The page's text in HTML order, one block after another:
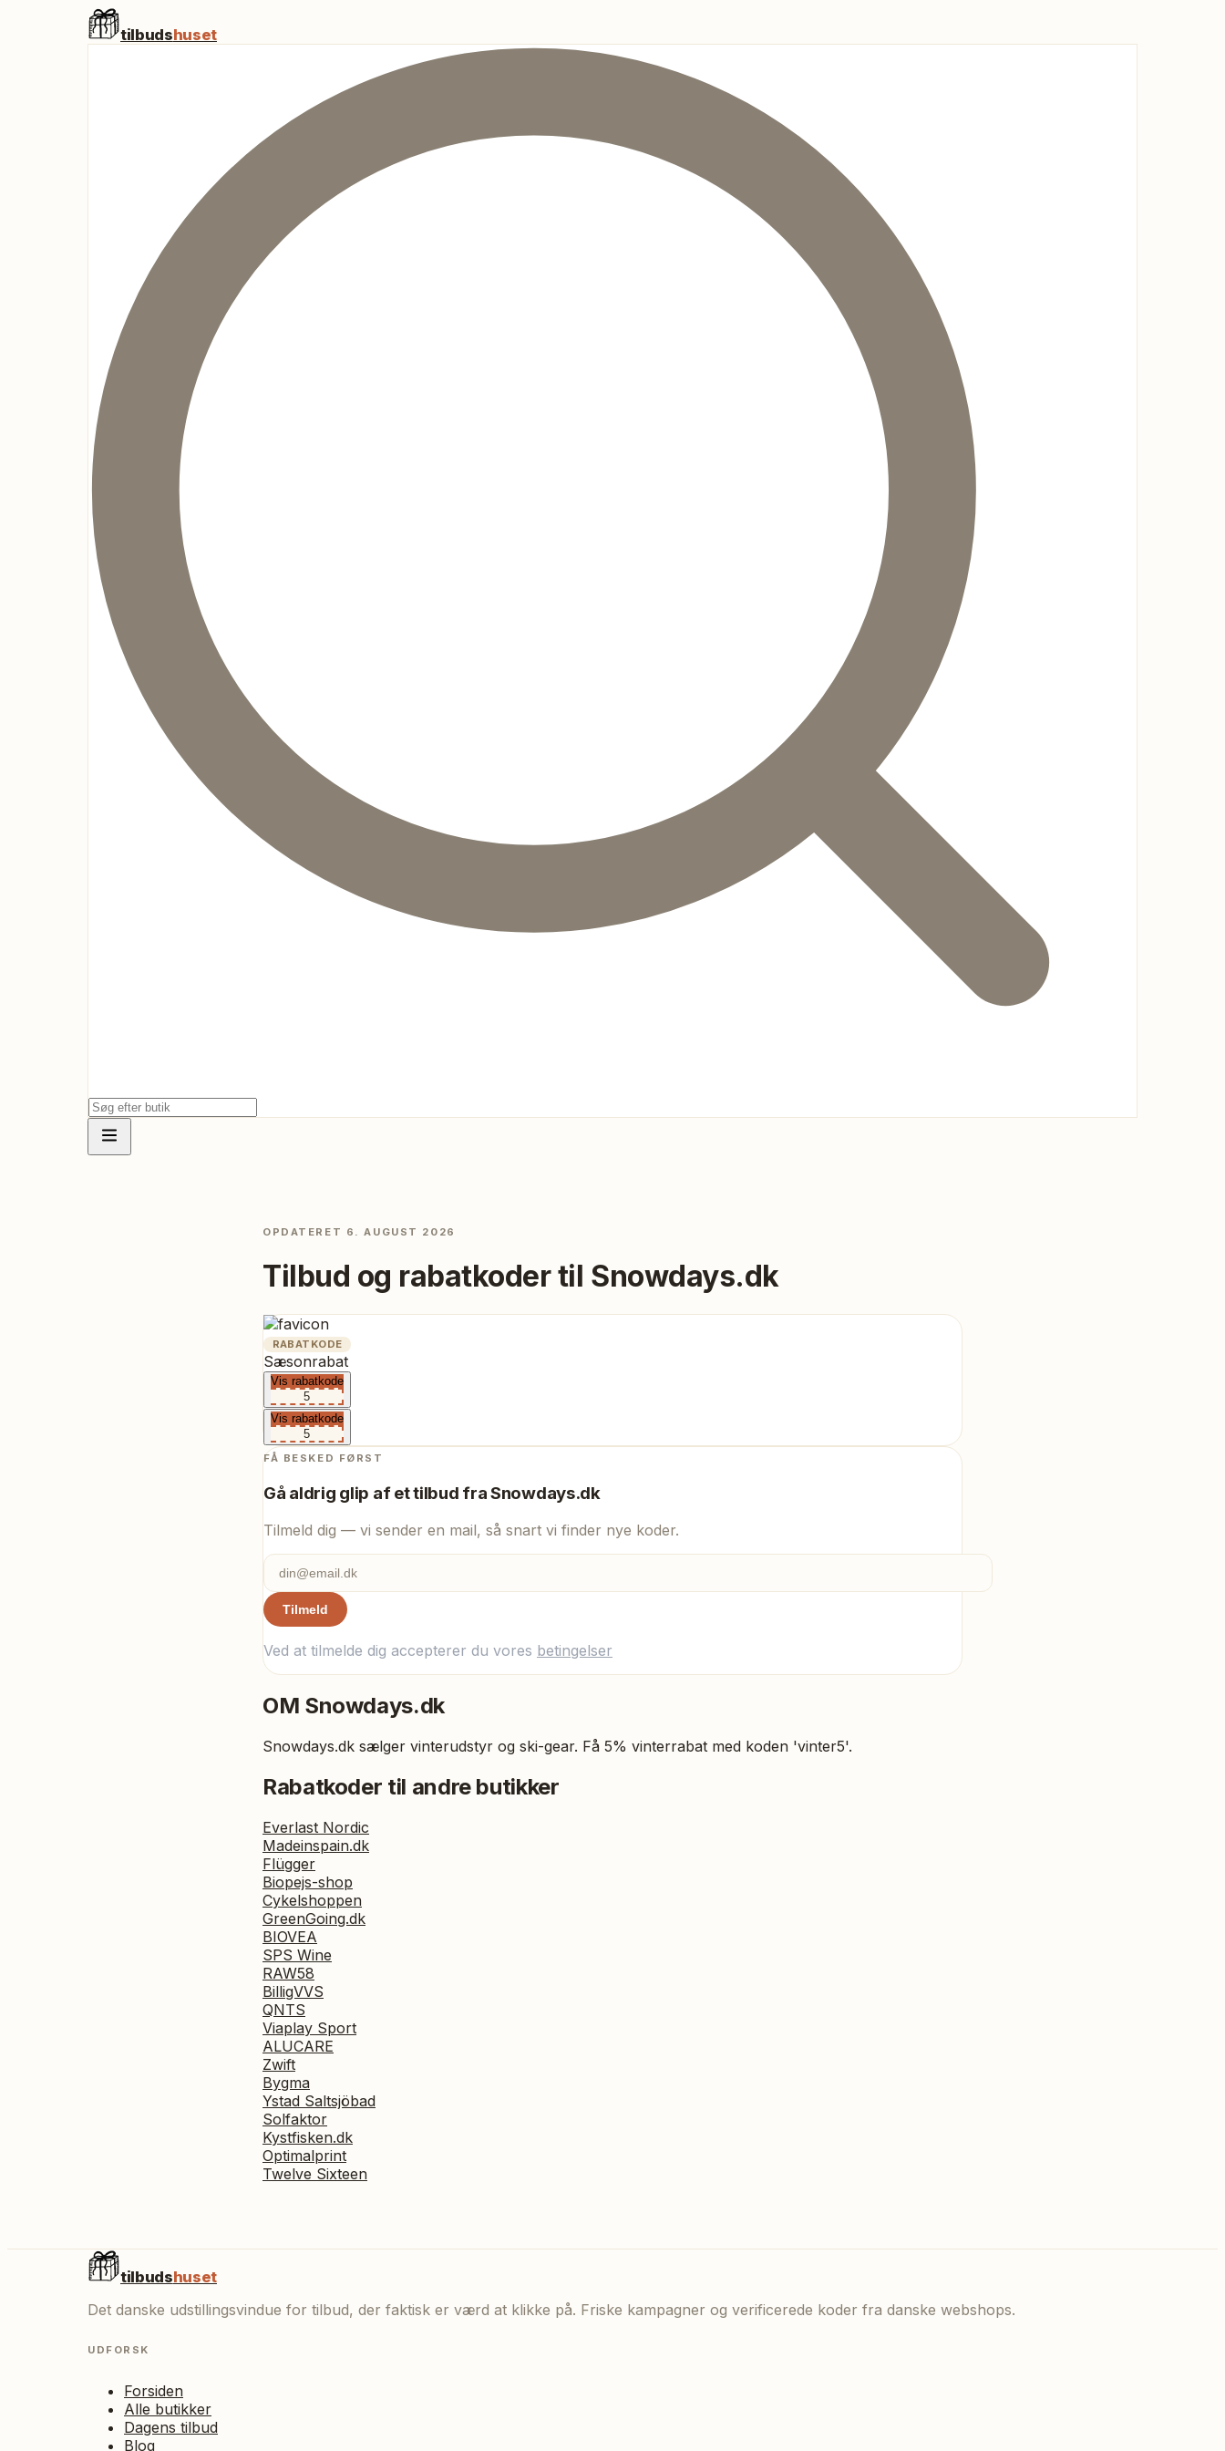
tilbudshuset
OPDATERET 6. AUGUST 2026
Tilbud og rabatkoder til Snowdays.dk
RABATKODE
Sæsonrabat
Vis rabatkode
5
Vis rabatkode
5
FÅ BESKED FØRST
Gå aldrig glip af et tilbud fraSnowdays.dk
Tilmeld dig — vi sender en mail, så snart vi finder nye koder.
Tilmeld
Ved at tilmelde dig accepterer du vores betingelser
OM Snowdays.dk
Snowdays.dk sælger vinterudstyr og ski-gear. Få 5% vinterrabat med koden 'vinter5'.
Rabatkoder til andre butikker
Everlast Nordic
Madeinspain.dk
Flügger
Biopejs-shop
Cykelshoppen
GreenGoing.dk
BIOVEA
SPS Wine
RAW58
BilligVVS
QNTS
Viaplay Sport
ALUCARE
Zwift
Bygma
Ystad Saltsjöbad
Solfaktor
Kystfisken.dk
Optimalprint
Twelve Sixteen
tilbudshuset
Det danske udstillingsvindue for tilbud, der faktisk er værd at klikke på. Friske kampagner og verificerede koder fra danske webshops.
UDFORSK
Forsiden
Alle butikker
Dagens tilbud
Blog